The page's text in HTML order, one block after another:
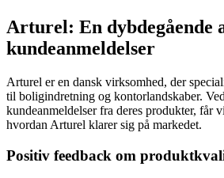
Arturel: En dybdegående
kundeanmeldelser
Arturel er en dansk virksomhed, der
til boligindretning og kontorlandskaber.
kundeanmeldelser fra deres produkter, får
hvordan Arturel klarer sig på markedet.
Positiv feedback om